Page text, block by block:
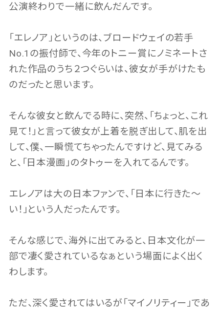
公演終わりで一緒に飲んだんです。
「エレノア」というのは、ブロードウェイの若手
No.1の振付師で、今年のトニー賞にノミネートさ
れた作品のうち２つぐらいは、彼女が手がけたも
のだったと思います。
そんな彼女と飲んでる時に、突然、「ちょっと、これ
見て！」と言って彼女が上着を脱ぎ出して、肌を出
して、僕、一瞬慌てちゃったんですけど、見てみる
と、「日本漫画」のタトゥーを入れてるんです。
エレノアは大の日本ファンで、「日本に行きた〜
い！」という人だったんです。
そんな感じで、海外に出てみると、日本文化が一
部で凄く愛されているなぁという場面によく出く
わします。
ただ、深く愛されてはいるが「マイノリティー」であ